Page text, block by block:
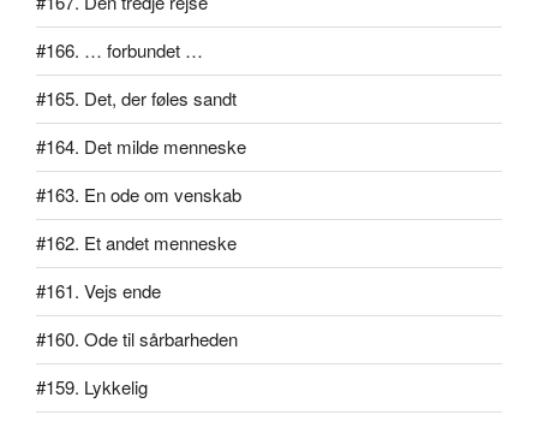
#166. … forbundet …
#165. Det, der føles sandt
#164. Det milde menneske
#163. En ode om venskab
#162. Et andet menneske
#161. Vejs ende
#160. Ode til sårbarheden
#159. Lykkelig